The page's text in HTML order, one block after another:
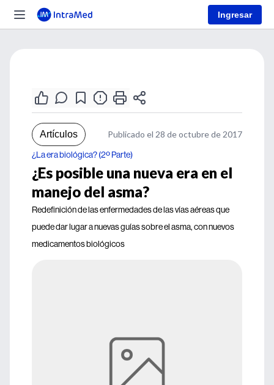
Ingresar
Artículos Publicado el 28 de octubre de 2017
¿La era biológica? (2º Parte)
¿Es posible una nueva era en el
manejo del asma?
Redefinición de las enfermedades de las vías aéreas que
puede dar lugar a nuevas guías sobre el asma, con nuevos
medicamentos biológicos